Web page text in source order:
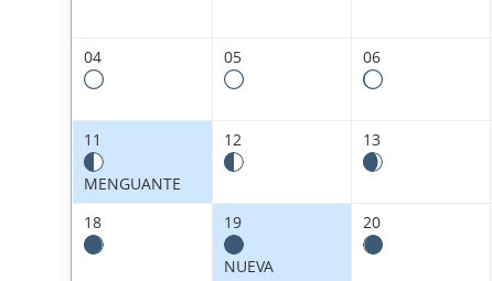
04
05 06
11
MENGUANTE
12 13
18 19
NUEVA
20